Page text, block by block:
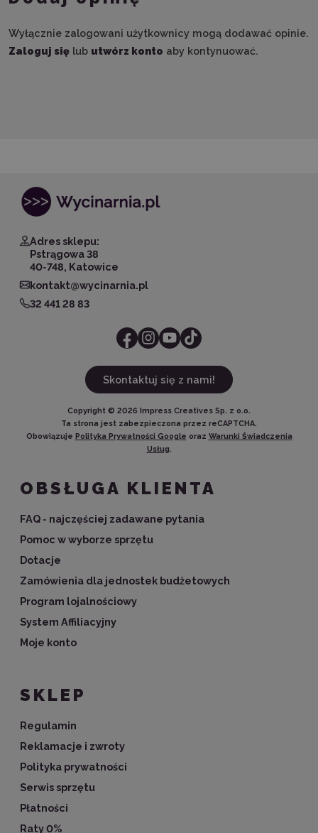
Wyłącznie zalogowani użytkownicy mogą dodawać opinie.
Zaloguj się lub utwórz konto aby kontynuować.
Adres sklepu:
Pstrągowa 38
40-748, Katowice
kontakt@wycinarnia.pl
32 441 28 83
Skontaktuj się z nami!
Copyright © 2026 Impress Creatives Sp. z o.o.
Ta strona jest zabezpieczona przez reCAPTCHA.
Obowiązuje Polityka Prywatności Google oraz Warunki Świadczenia
Usług.
OBSŁUGA KLIENTA
FAQ - najczęściej zadawane pytania
Pomoc w wyborze sprzętu
Dotacje
Zamówienia dla jednostek budżetowych
Program lojalnościowy
System Affiliacyjny
Moje konto
SKLEP
Regulamin
Reklamacje i zwroty
Polityka prywatności
Serwis sprzętu
Płatności
Raty 0%